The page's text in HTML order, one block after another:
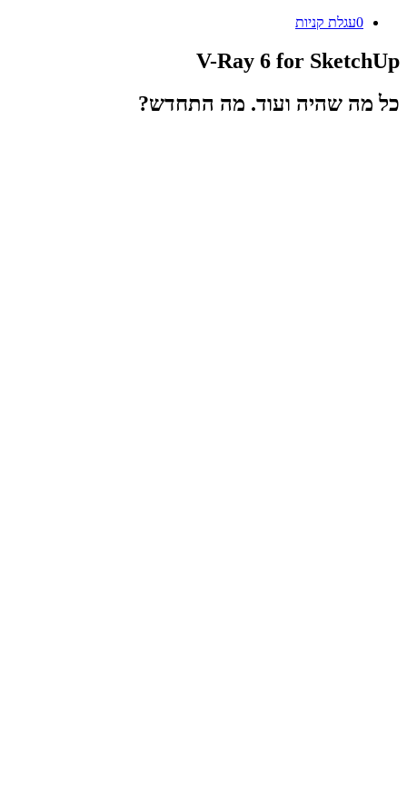
0עגלת קניות
V-Ray 6 for SketchUp
כל מה שהיה ועוד. מה התחדש?